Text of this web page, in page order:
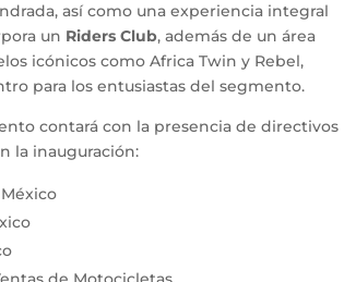
así como una experiencia integral
un Riders Club, además de un área
icónicos como Africa Twin y Rebel,
para los entusiastas del segmento.
contará con la presencia de directivos
la inauguración: